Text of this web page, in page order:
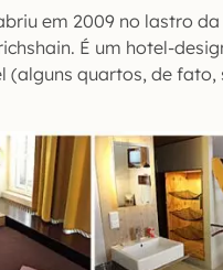
em 2009 no lastro
É um hotel-
(alguns quartos, de fato,